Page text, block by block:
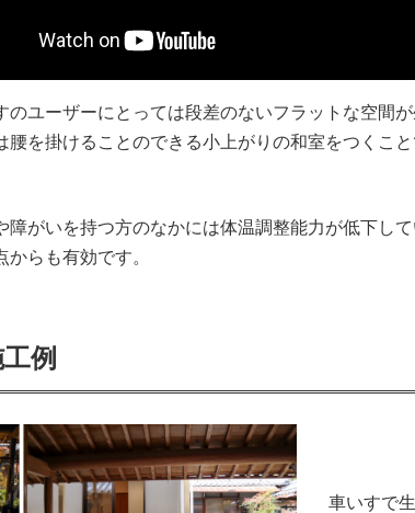
のユーザーにとっては段差のないフラットな空間
腰を掛けることのできる小上がりの和室をつくこ
障がいを持つ方のなかには体温調整能力が低下し
からも有効です。
例
車いすで